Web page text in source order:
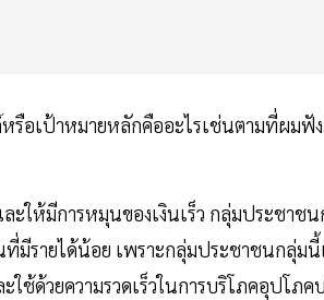
อเป้าหมายหลักคืออะไรเช่นตามที่ผมฟัง
ะให้มีการหมุนของเงินเร็ว กลุ่มประชาช
มีรายได้น้อย เพราะกลุ่มประชาชนกลุ่ม
ช้ด้วยความรวดเร็วในการบริโภคอุปโภ